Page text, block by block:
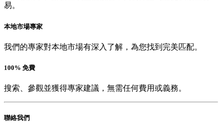
易。
本地市場專家
我們的專家對本地市場有深入了解，為您找到完美匹配。
100% 免費
搜索、參觀並獲得專家建議，無需任何費用或義務。
聯絡我們